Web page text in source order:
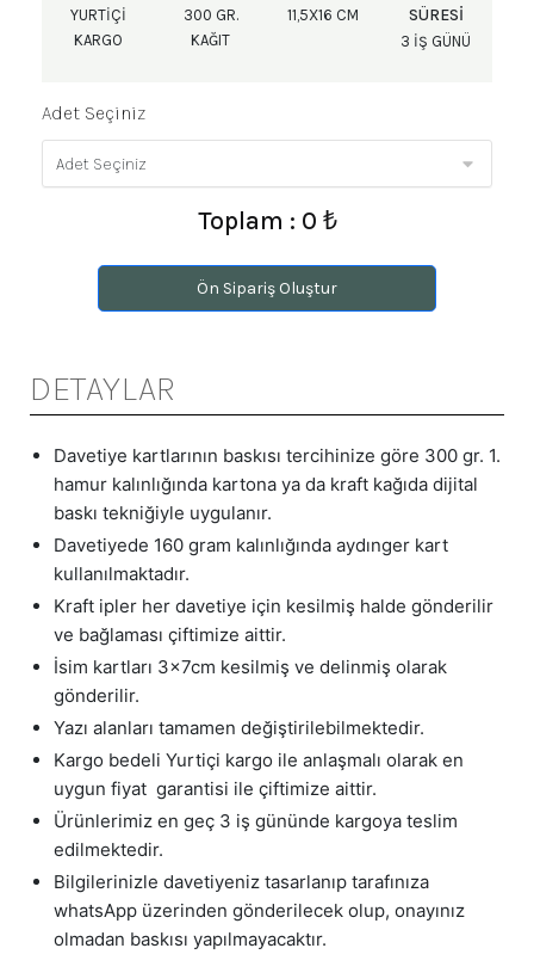
YURTIÇI
KARGO
300 GR.
KAĞIT
11,5X16 CM
SÜRESI
3 IŞ GÜNÜ
Adet Seçiniz
Toplam : 0 ₺
Ön Sipariş Oluştur
DETAYLAR
Davetiye kartlarının baskısı tercihinize göre 300 gr. 1.
hamur kalınlığında kartona ya da kraft kağıda dijital
baskı tekniğiyle uygulanır.
Davetiyede 160 gram kalınlığında aydınger kart
kullanılmaktadır.
Kraft ipler her davetiye için kesilmiş halde gönderilir
ve bağlaması çiftimize aittir.
İsim kartları 3x7cm kesilmiş ve delinmiş olarak
gönderilir.
Yazı alanları tamamen değiştirilebilmektedir.
Kargo bedeli Yurtiçi kargo ile anlaşmalı olarak en
uygun fiyat garantisi ile çiftimize aittir.
Ürünlerimiz en geç 3 iş gününde kargoya teslim
edilmektedir.
Bilgilerinizle davetiyeniz tasarlanıp tarafınıza
whatsApp üzerinden gönderilecek olup, onayınız
olmadan baskısı yapılmayacaktır.